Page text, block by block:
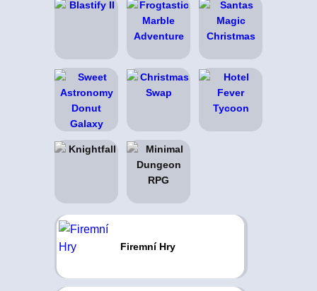
Firemní Hry